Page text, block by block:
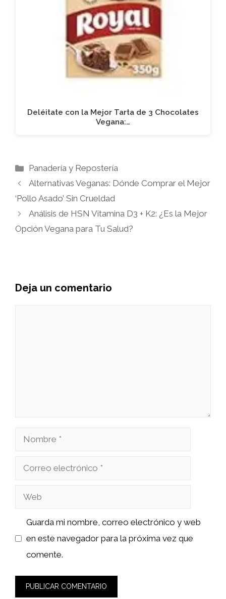
Deléitate con la Mejor Tarta de 3 Chocolates
Vegana:…
Categorías
Panadería y Repostería
Alternativas Veganas: Dónde Comprar el Mejor
‘Pollo Asado’ Sin Crueldad
Análisis de HSN Vitamina D3 + K2: ¿Es la Mejor
Opción Vegana para Tu Salud?
Deja un comentario
Nombre
Correo
Web
Guarda mi nombre, correo electrónico y web
en este navegador para la próxima vez que
comente.